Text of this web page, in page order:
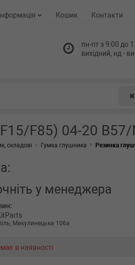
Інформація Кошик Контакти
пн-пт з 9:00 до
вихідний, нд -
✖
F85) 04-20
складові Гумка глушника Резинка
у менеджера
Микулинецька 106а
в наявності